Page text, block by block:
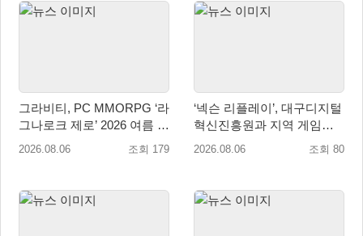
그라비티, PC MMORPG ‘라
그나로크 제로’ 2026 여름 프
로모션 진행!
2026.08.06 조회 179
‘넥슨 리플레이’, 대구디지털
혁신진흥원과 지역 게임산
업 육성 위한 업무협약 체결
2026.08.06 조회 80